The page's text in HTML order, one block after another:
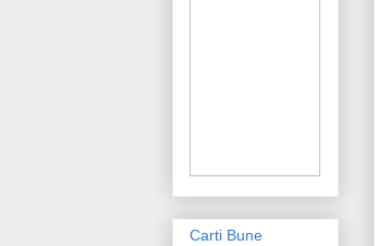
Carti Bune